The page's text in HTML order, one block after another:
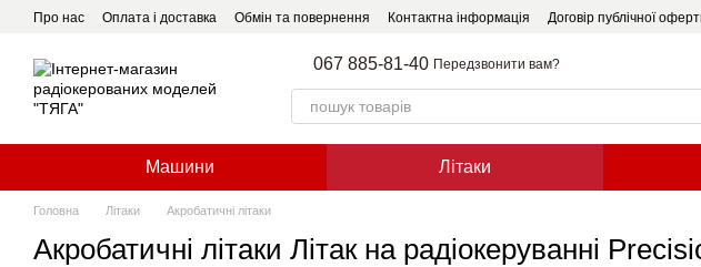
Перейти до основного контенту
Про нас Оплата і доставка Обмін та повернення Контактна інформація Договір публічної
067 885-81-40 Передзвонити вам?
Машини Літаки
Головна Літаки Акробатичні літаки
Акробатичні літаки Літак на радіокеруванні